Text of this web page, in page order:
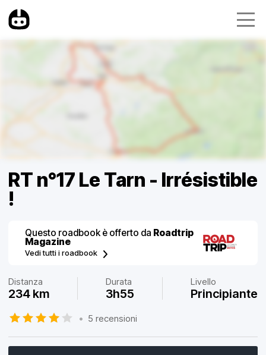
RT n°17 Le Tarn - Irrésistible
!
Questo roadbook è offerto da Roadtrip
Magazine
Vedi tutti i roadbook
Distanza
234 km
Durata
3h55
Livello
Principiante
• 5 recensioni